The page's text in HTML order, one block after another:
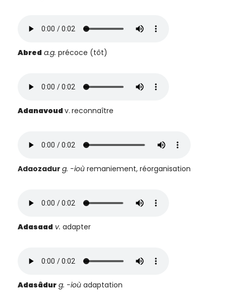
Abred a.g. précoce (tôt)
Adanavoudv. reconnaître
Adaozadur g. -ioù remaniement, réorganisation
Adasaad v. adapter
Adasâdur g. -ioù adaptation